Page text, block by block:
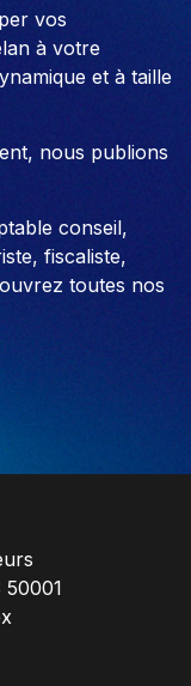
vos
à votre
et à taille
nous publions
conseil,
fiscaliste,
toutes nos